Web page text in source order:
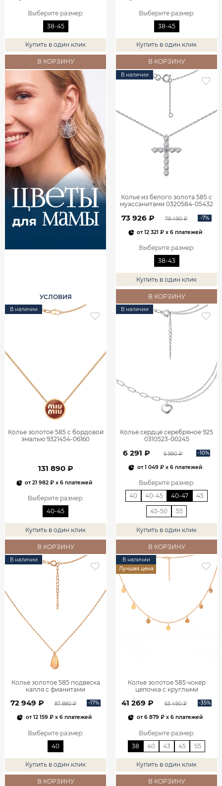
Выберите размер:
38-45
Купить в один клик
В КОРЗИНУ
Выберите размер:
38-45
Купить в один клик
В КОРЗИНУ
УСЛОВИЯ
В наличии
Колье из белого золота 585 с
муассанитами 0320584-05432
73 926 ₽ 79 490 ₽ -7%
от12 321 ₽ x 6 платежей
Выберите размер:
38-43
Купить в один клик
В КОРЗИНУ
В наличии
Колье золотое 585 с бордовой
эмалью 9321454-06160
131 890 ₽
от21 982 ₽ x 6 платежей
Выберите размер:
40-45
Купить в один клик
В КОРЗИНУ
В наличии
Колье сердце серебряное 925
0310523-00245
6 291 ₽ 6 990 ₽ -10%
от1 049 ₽x 6 платежей
Выберите размер:
40
40-45 40-47 45
45-50 55
Купить в один клик
В КОРЗИНУ
В наличии
Колье золотое 585 подвеска
капля с фианитами
72 949 ₽ 87 890 ₽ -17%
от12 159 ₽x 6 платежей
Выберите размер:
40
Купить в один клик
В КОРЗИНУ
В наличии
Лучшая цена
Колье золотое 585 чокер
цепочка с круглыми
41 269 ₽ 63 490 ₽ -35%
от6 879 ₽x 6 платежей
Выберите размер:
38
40 43 45 55
Купить в один клик
В КОРЗИНУ